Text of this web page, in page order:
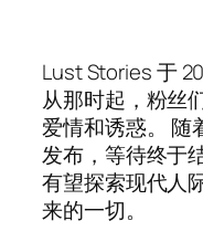
Lust Stories 于
从那时起，粉丝
爱情和诱惑。 随
发布，等待终于
有望探索现代人
来的一切。